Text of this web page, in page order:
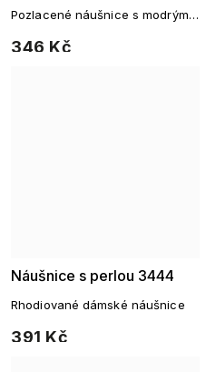
346 Kč
Pozlacené náušnice s modrým
Náušnice s perlou 3444
391 Kč
Rhodiované dámské náušnice